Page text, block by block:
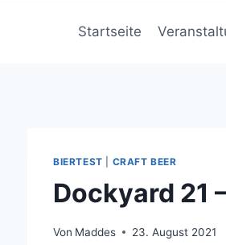
Startseite
BIERTEST CRAFT BEER
Dockyard 21
Von Maddes 23. August 2021